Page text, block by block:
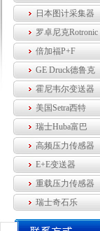
日本图计采集器
罗卓尼克Rotronic
倍加福P+F
GE Druck德鲁克
霍尼韦尔变送器
美国Setra西特
瑞士Huba富巴
高频压力传感器
E+E变送器
重载压力传感器
瑞士奇石乐